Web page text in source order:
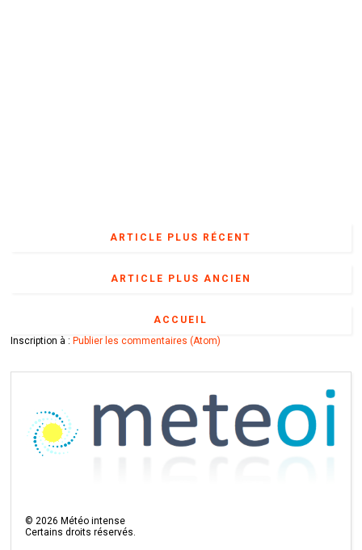
ARTICLE PLUS RÉCENT
ARTICLE PLUS ANCIEN
ACCUEIL
Inscription à : Publier les commentaires (Atom)
©2026 Météo intense
Certains droits réservés.